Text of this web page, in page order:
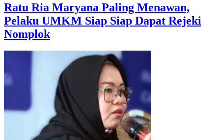
Ratu Ria Maryana Paling Menawan,
Pelaku UMKM Siap Siap Dapat Rejeki
Nomplok